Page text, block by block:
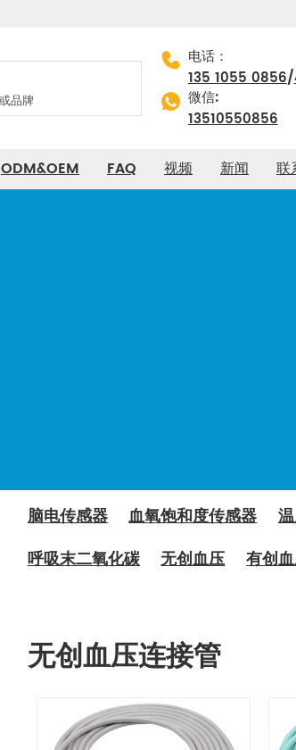
电话：
135 1055 0856/
微信:
13510550856
ODM&OEM FAQ 视频 新闻 联
脑电传感器 血氧饱和度传感器
呼吸末二氧化碳
无创血压 有创
无创血压连接管